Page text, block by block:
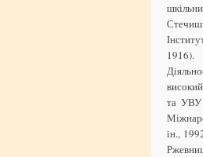
1916).
та УВУ
ін.,